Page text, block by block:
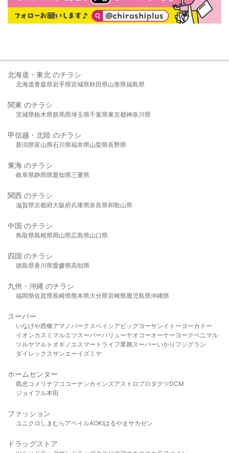
北海道・東北 のチラシ
北海道青森県岩手県宮城県秋田県山形県福島県
関東 のチラシ
茨城県栃木県群馬県埼玉県千葉県東京都神奈川県
甲信越・北陸 のチラシ
新潟県富山県石川県福井県山梨県長野県
東海 のチラシ
岐阜県静岡県愛知県三重県
関西 のチラシ
滋賀県京都府大阪府兵庫県奈良県和歌山県
中国 のチラシ
鳥取県島根県岡山県広島県山口県
四国 のチラシ
徳島県香川県愛媛県高知県
九州・沖縄 のチラシ
福岡県佐賀県長崎県熊本県大分県宮崎県鹿児島県沖縄県
スーパー
いなげや西條アマノパークスベイシア ビッグヨーサンイトーヨーカドー
イオンカスミ マルエツスーパーバリューヤオコーオーケー ヨークベニマル
ツルヤマルト オギノ エスマート ライフ業務スーパーいかり フジグラン
ダイレックスサンエーイズミヤ
ホームセンター
島忠 コメリ ナフコ コーナンカインズアストロプロダクツDCM
ジョイフル本田
ファッション
ユニクロ しまむら アベイルAOKIはるやま サカゼン
ドラッグストア